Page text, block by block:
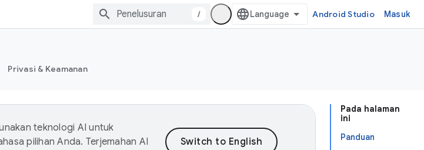
/ Android Studio Masuk
Privasi & Keamanan
Pada halaman
ini
Panduan
teknologi AI untuk
pilihan Anda. Terjemahan AI